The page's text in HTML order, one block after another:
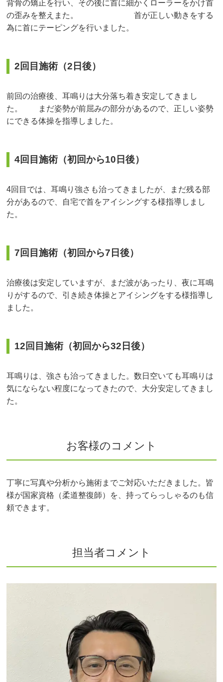
背骨の矯正を行い、その後に首に細かくローラーをかけ首
の歪みを整えまた。 首が正しい動きをする
為に首にテーピングを行いました。
2回目施術（2日後）
前回の治療後、耳鳴りは大分落ち着き安定してきまし
た。 まだ姿勢が前屈みの部分があるので、正しい姿勢
にできる体操を指導しました。
4回目施術（初回から10日後）
4回目では、耳鳴り強さも治ってきましたが、まだ残る部
分があるので、自宅で首をアイシングする様指導しまし
た。
7回目施術（初回から7日後）
治療後は安定していますが、まだ波があったり、夜に耳鳴
りがするので、引き続き体操とアイシングをする様指導し
ました。
12回目施術（初回から32日後）
耳鳴りは、強さも治ってきました。数日空いても耳鳴りは
気にならない程度になってきたので、大分安定してきまし
た。
お客様のコメント
丁寧に写真や分析から施術までご対応いただきました。皆
様が国家資格（柔道整復師）を、持ってらっしゃるのも信
頼できます。
担当者コメント